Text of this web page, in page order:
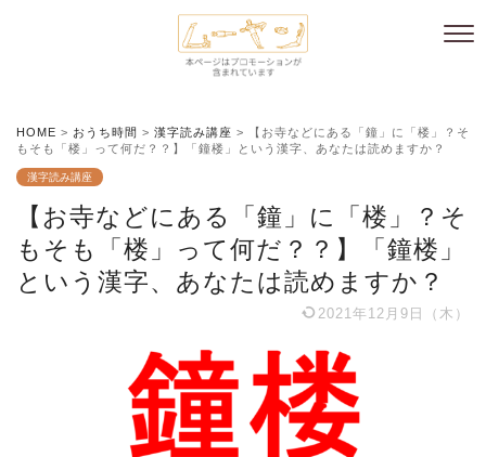
HOME > おうち時間 > 漢字読み講座 >
【お寺などにある「鐘」に「楼」？そ
もそも「楼」って何だ？？】「鐘楼」という漢字、あなたは読めますか？
漢字読み講座
【お寺などにある「鐘」に「楼」？そ
もそも「楼」って何だ？？】「鐘楼」
という漢字、あなたは読めますか？
2021年12月9日（木）